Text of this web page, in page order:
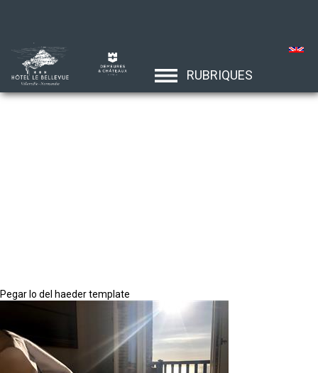
RUBRIQUES
Pegar lo del haeder template